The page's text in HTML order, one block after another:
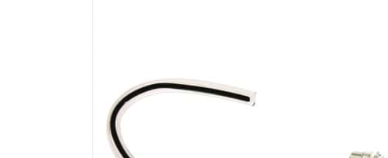
Tubo di benzina
Mofa 5x8mm,
trasparente, 50 cm
lunga)